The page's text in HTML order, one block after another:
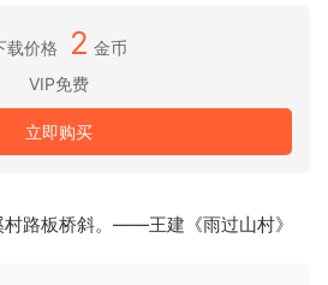
载价格 2 金币
VIP免费
立即购买
路板桥斜。——王建《雨过山村》